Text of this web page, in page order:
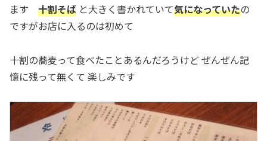
ます 十割そば と大きく書かれていて気になっていたの
ですがお店に入るのは初めて
十割の蕎麦って食べたことあるんだろうけど ぜんぜん記
憶に残って無くて 楽しみです